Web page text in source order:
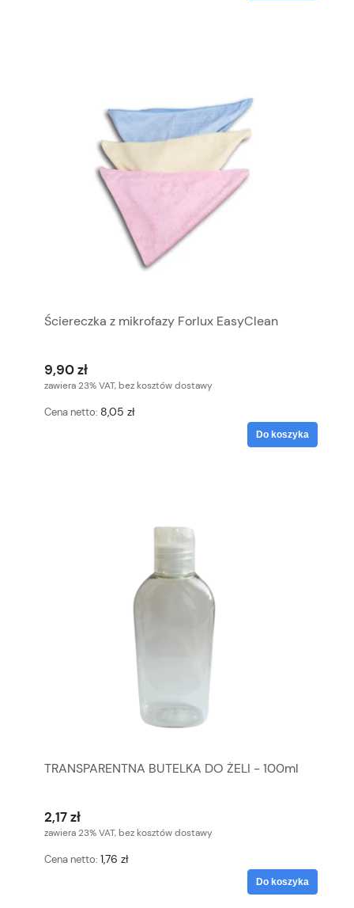
Ściereczka z mikrofazy Forlux EasyClean
9,90 zł
zawiera 23% VAT, bez kosztów dostawy
Cena netto: 8,05 zł
Do koszyka
TRANSPARENTNA BUTELKA DO ŻELI - 100ml
2,17 zł
zawiera 23% VAT, bez kosztów dostawy
Cena netto: 1,76 zł
Do koszyka